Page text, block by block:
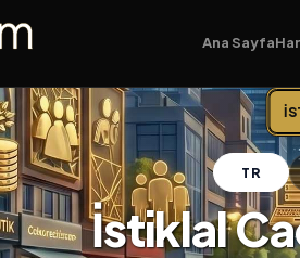
Ana Sayfa
TR
İstiklal